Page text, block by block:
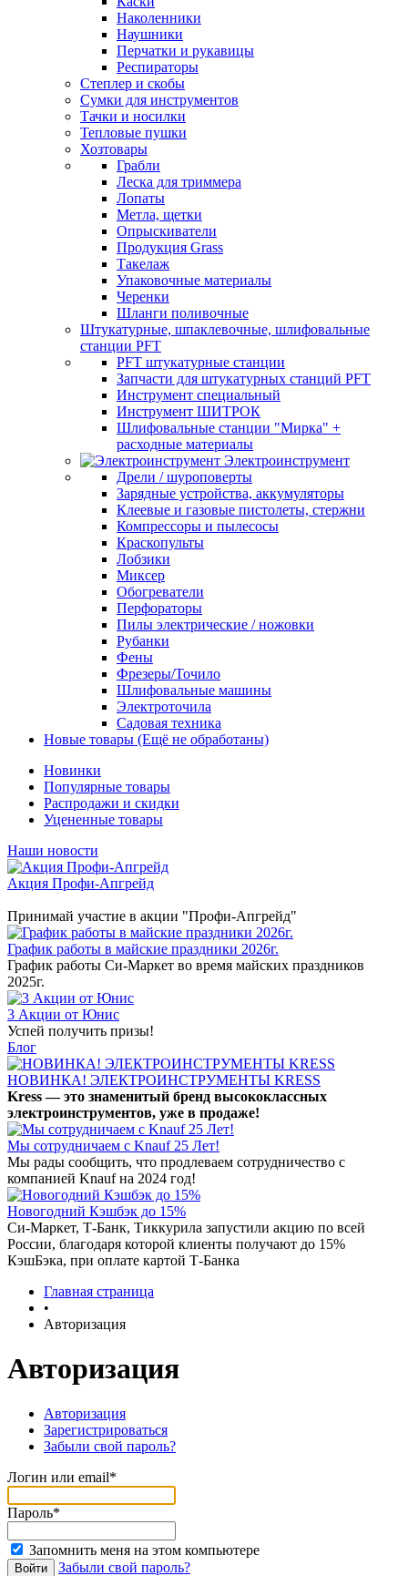
Наколенники
Наушники
Перчатки и рукавицы
Респираторы
Степлер и скобы
Сумки для инструментов
Тачки и носилки
Тепловые пушки
Хозтовары
Грабли
Леска для триммера
Лопаты
Метла, щетки
Опрыскиватели
Продукция Grass
Такелаж
Упаковочные материалы
Черенки
Шланги поливочные
Штукатурные, шпаклевочные, шлифовальные
станции PFT
PFT штукатурные станции
Запчасти для штукатурных станций PFT
Инструмент специальный
Инструмент ШИТРОК
Шлифовальные станции "Мирка" +
расходные материалы
Электроинструмент
Дрели / шуроповерты
Зарядные устройства, аккумуляторы
Клеевые и газовые пистолеты, стержни
Компрессоры и пылесосы
Краскопульты
Лобзики
Миксер
Обогреватели
Перфораторы
Пилы электрические / ножовки
Рубанки
Фены
Фрезеры/Точило
Шлифовальные машины
Электроточила
Садовая техника
Новые товары (Ещё не обработаны)
Новинки
Популярные товары
Распродажи и скидки
Уцененные товары
Наши новости
Акция Профи-Апгрейд
Принимай участие в акции "Профи-Апгрейд"
График работы в майские праздники 2026г.
График работы Си-Маркет во время майских праздников
2025г.
3 Акции от Юнис
Успей получить призы!
Блог
НОВИНКА! ЭЛЕКТРОИНСТРУМЕНТЫ KRESS
Kress — это знаменитый бренд высококлассных
электроинструментов, уже в продаже!
Мы сотрудничаем с Knauf 25 Лет!
Мы рады сообщить, что продлеваем сотрудничество с
компанией Knauf на 2024 год!
Новогодний Кэшбэк до 15%
Си-Маркет, Т-Банк, Тиккурила запустили акцию по всей
России, благодаря которой клиенты получают до 15%
КэшБэка, при оплате картой Т-Банка
Главная страница
•
Авторизация
Авторизация
Авторизация
Зарегистрироваться
Забыли свой пароль?
Логин или email*
Пароль*
Запомнить меня на этом компьютере
Забыли свой пароль?